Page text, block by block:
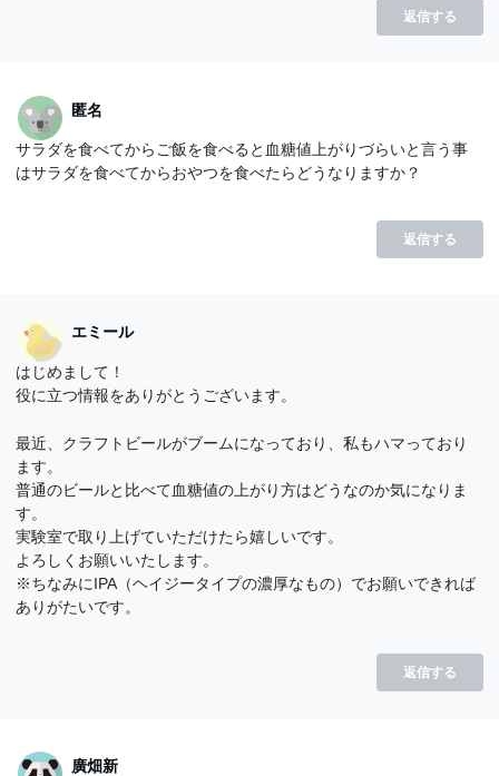
返信する
匿名
サラダを食べてからご飯を食べると血糖値上がりづらいと言う事
はサラダを食べてからおやつを食べたらどうなりますか？
返信する
エミール
はじめまして！
役に立つ情報をありがとうございます。
最近、クラフトビールがブームになっており、私もハマっており
ます。
普通のビールと比べて血糖値の上がり方はどうなのか気になりま
す。
実験室で取り上げていただけたら嬉しいです。
よろしくお願いいたします。
※ちなみにIPA（ヘイジータイプの濃厚なもの）でお願いできれば
ありがたいです。
返信する
廣畑新